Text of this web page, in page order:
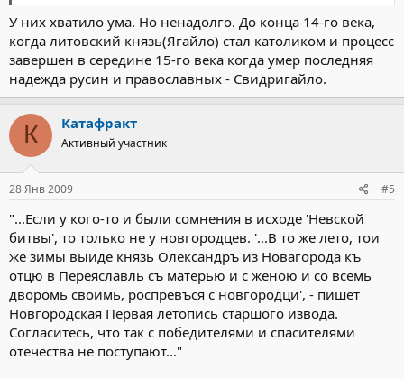
У них хватило ума. Но ненадолго. До конца 14-го века,
когда литовский князь(Ягайло) стал католиком и процесс
завершен в середине 15-го века когда умер последняя
надежда русин и православных - Свидригайло.
К Катафракт
Активный участник
28 Янв 2009 #5
"...Если у кого-то и были сомнения в исходе 'Невской
битвы', то только не у новгородцев. '...В то же лето, тои
же зимы выиде князь Олександръ из Новагорода къ
отцю в Переяславль съ матерью и с женою и со всемь
дворомь своимь, роспревъся с новгородци', - пишет
Новгородская Первая летопись старшого извода.
Согласитесь, что так с победителями и спасителями
отечества не поступают..."